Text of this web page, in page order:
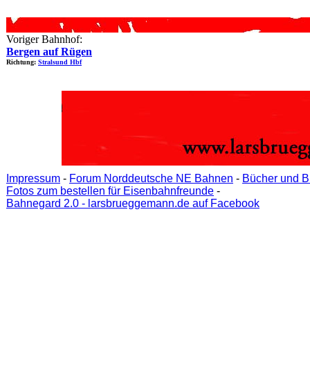
Voriger Bahnhof:
Bergen auf Rügen
Richtung: Stralsund Hbf
Impressum - Forum Norddeutsche NE Bahnen - Bücher und
Fotos zum bestellen für Eisenbahnfreunde -
Bahnegard 2.0 - larsbrueggemann.de auf Facebook